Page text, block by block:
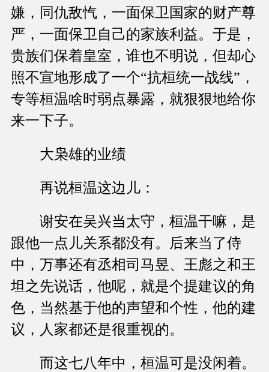
嫌，同仇敌忾，一面保卫国家的财产尊
严，一面保卫自己的家族利益。于是，
贵族们保着皇室，谁也不明说，但却心
照不宣地形成了一个“抗桓统一战线”，
专等桓温啥时弱点暴露，就狠狠地给你
来一下子。
大枭雄的业绩
再说桓温这边儿：
谢安在吴兴当太守，桓温干嘛，是
跟他一点儿关系都没有。后来当了侍
中，万事还有丞相司马昱、王彪之和王
坦之先说话，他呢，就是个提建议的角
色，当然基于他的声望和个性，他的建
议，人家都还是很重视的。
而这七八年中，桓温可是没闲着。